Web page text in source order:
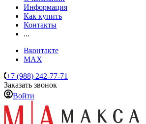
Информация
Как купить
Контакты
...
Вконтакте
MAX
+7 (988) 242-77-71
Заказать звонок
Войти